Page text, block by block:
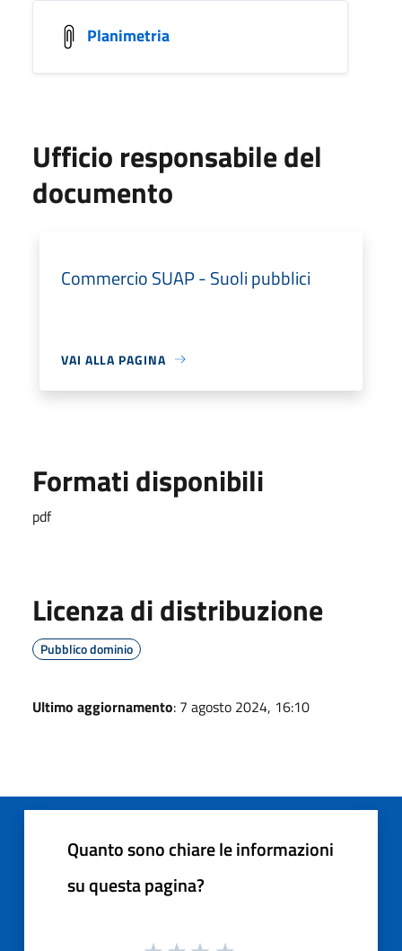
Planimetria
Ufficio responsabile del
documento
Commercio SUAP - Suoli pubblici
VAI ALLA PAGINA
Formati disponibili
pdf
Licenza di distribuzione
Pubblico dominio
Ultimo aggiornamento: 7 agosto 2024, 16:10
Quanto sono chiare le informazioni
su questa pagina?